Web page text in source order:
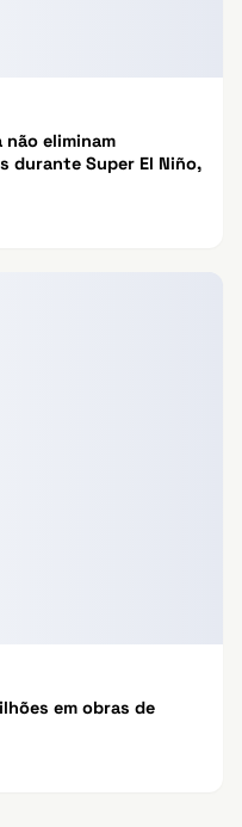
eliminam
durante Super El Niño,
em obras de